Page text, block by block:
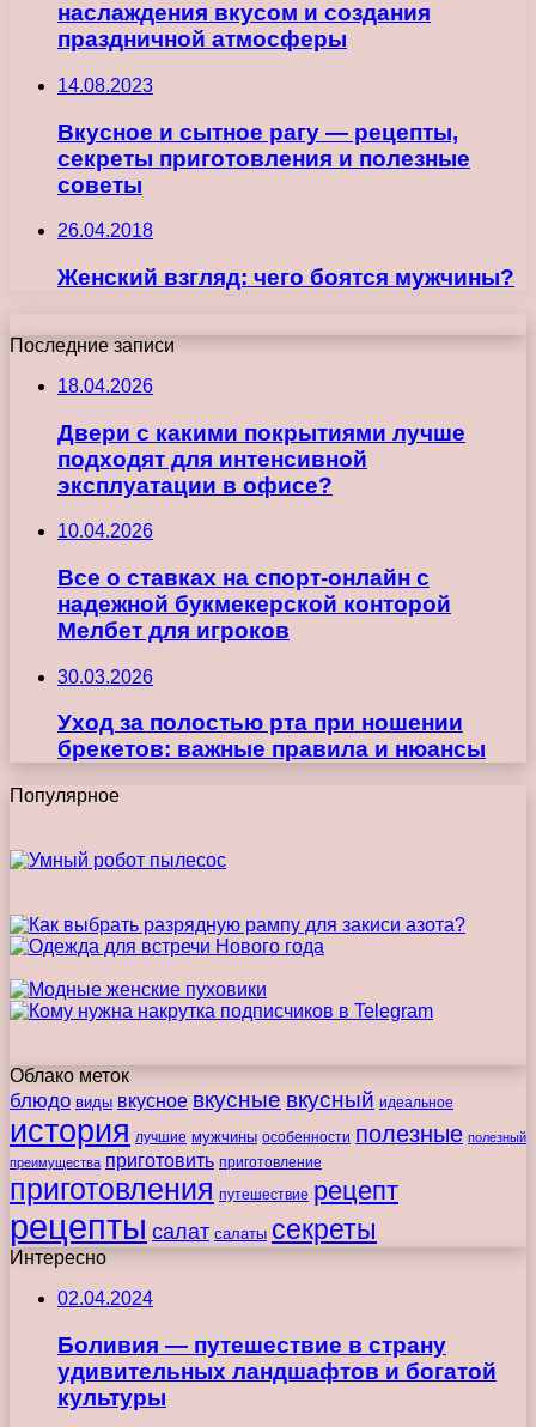
наслаждения вкусом и создания
праздничной атмосферы
14.08.2023
Вкусное и сытное рагу — рецепты,
секреты приготовления и полезные
советы
26.04.2018
Женский взгляд: чего боятся мужчины?
Последние записи
18.04.2026
Двери с какими покрытиями лучше
подходят для интенсивной
эксплуатации в офисе?
10.04.2026
Все о ставках на спорт-онлайн с
надежной букмекерской конторой
Мелбет для игроков
30.03.2026
Уход за полостью рта при ношении
брекетов: важные правила и нюансы
Популярное
Облако меток
блюдо виды вкусное вкусные вкусный идеальное
история лучшие мужчины особенности полезные полезный
преимущества приготовить приготовление
приготовления путешествие рецепт
рецепты салат салаты секреты
Интересно
02.04.2024
Боливия — путешествие в страну
удивительных ландшафтов и богатой
культуры